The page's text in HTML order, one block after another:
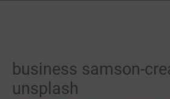
business samson-
unsplash